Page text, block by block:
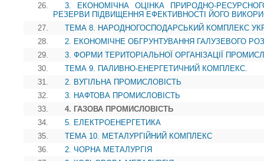
26.
3. ЕКОНОМІЧНА ОЦІНКА ПРИРОДНО-
РЕЗЕРВИ ПІДВИЩЕННЯ ЕФЕКТИВНОСТІ ЙОГО
27.
ТЕМА 8. НАРОДНОГОСПОДАРСЬКИЙ КОМПЛЕКС
28.
2. ЕКОНОМІЧНЕ ОБГРУНТУВАННЯ ГАЛУЗЕВОГО
29.
3. ФОРМИ ТЕРИТОРІАЛЬНОЇ ОРГАНІЗАЦІЇ
30.
ТЕМА 9. ПАЛИВНО-ЕНЕРГЕТИЧНИЙ КОМПЛЕКС.
31.
2. ВУГІЛЬНА ПРОМИСЛОВІСТЬ
32.
3. НАФТОВА ПРОМИСЛОВІСТЬ
33.
4. ГАЗОВА ПРОМИСЛОВІСТЬ
34.
5. ЕЛЕКТРОЕНЕРГЕТИКА
35.
ТЕМА 10. МЕТАЛУРГІЙНИЙ КОМПЛЕКС
36.
2. ЧОРНА МЕТАЛУРГІЯ